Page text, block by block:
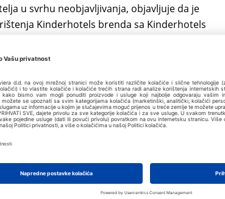
u svrhu neobjavljivanja, objavljuje da je
Kinderhotels brenda sa Kinderhotels
und Verlags GesmbH na razdoblje od 5
Kinderhotela, specijaliziranih za obiteljski
koje pod austrijskim brendom
visoke kvalitete.
će brendiranje hotela Valamar
se planira za sezonu 2018. godine. U
ih je u Europi ukupno 50.